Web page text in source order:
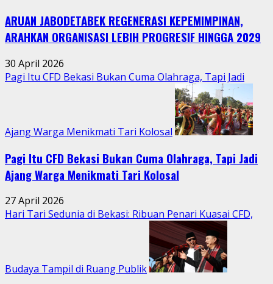
Warga
Jatimurni
di
Tengah
Aktivitas
Perkotaan
ARUAN JABODETABEK REGENERASI KEPEMIMPINAN,
ARAHKAN ORGANISASI LEBIH PROGRESIF HINGGA 2029
30 April 2026
Pagi Itu CFD Bekasi Bukan Cuma Olahraga, Tapi Jadi
Ajang Warga Menikmati Tari Kolosal
Pagi Itu CFD Bekasi Bukan Cuma Olahraga, Tapi Jadi
Ajang Warga Menikmati Tari Kolosal
27 April 2026
Hari Tari Sedunia di Bekasi: Ribuan Penari Kuasai CFD,
Budaya Tampil di Ruang Publik